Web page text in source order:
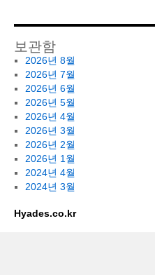
보관함
2026년 8월
2026년 7월
2026년 6월
2026년 5월
2026년 4월
2026년 3월
2026년 2월
2026년 1월
2024년 4월
2024년 3월
Hyades.co.kr